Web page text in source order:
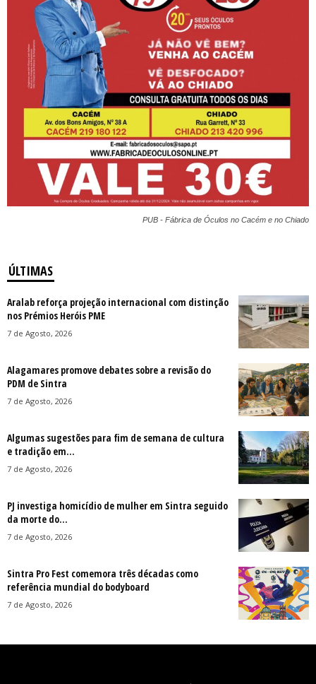
PUB - Fábrica de Óculos no Cacém e no Chiado
ÚLTIMAS
Aralab reforça projeção internacional com distinção
nos Prémios Heróis PME
7 de Agosto, 2026
Alagamares promove debates sobre a revisão do
PDM de Sintra
7 de Agosto, 2026
Algumas sugestões para fim de semana de cultura
e tradição em...
7 de Agosto, 2026
PJ investiga homicídio de mulher em Sintra seguido
da morte do...
7 de Agosto, 2026
Sintra Pro Fest comemora três décadas como
referência mundial do bodyboard
7 de Agosto, 2026